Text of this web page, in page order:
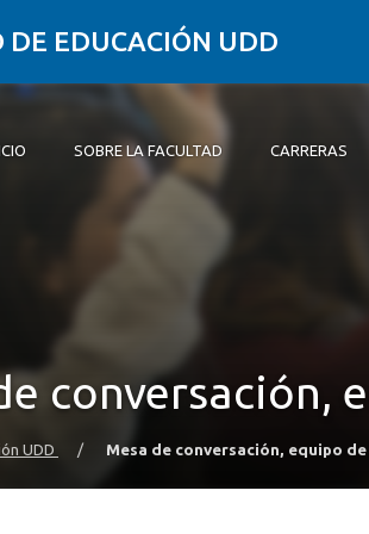
DE EDUCACIÓN UDD
SOBRE LA FACULTAD CARRERAS
y Educación Continua
conversación,
UDD / Mesa de conversación, equipo